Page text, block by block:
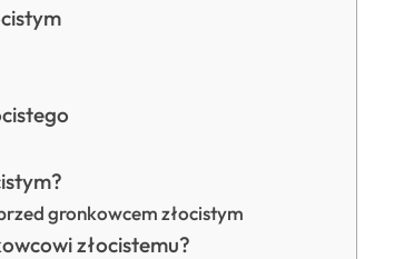
gronkowcem złocistym
złocistemu?